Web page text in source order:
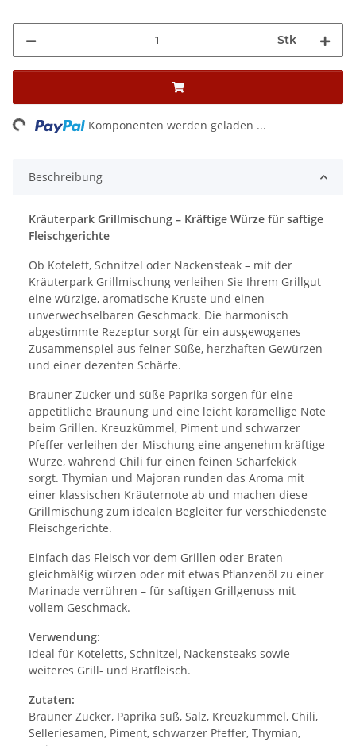
Stk
Komponenten werden geladen ...
Beschreibung
Kräuterpark Grillmischung – Kräftige Würze für saftige
Fleischgerichte
Ob Kotelett, Schnitzel oder Nackensteak – mit der
Kräuterpark Grillmischung verleihen Sie Ihrem Grillgut
eine würzige, aromatische Kruste und einen
unverwechselbaren Geschmack. Die harmonisch
abgestimmte Rezeptur sorgt für ein ausgewogenes
Zusammenspiel aus feiner Süße, herzhaften Gewürzen
und einer dezenten Schärfe.
Brauner Zucker und süße Paprika sorgen für eine
appetitliche Bräunung und eine leicht karamellige Note
beim Grillen. Kreuzkümmel, Piment und schwarzer
Pfeffer verleihen der Mischung eine angenehm kräftige
Würze, während Chili für einen feinen Schärfekick
sorgt. Thymian und Majoran runden das Aroma mit
einer klassischen Kräuternote ab und machen diese
Grillmischung zum idealen Begleiter für verschiedenste
Fleischgerichte.
Einfach das Fleisch vor dem Grillen oder Braten
gleichmäßig würzen oder mit etwas Pflanzenöl zu einer
Marinade verrühren – für saftigen Grillgenuss mit
vollem Geschmack.
Verwendung:
Ideal für Koteletts, Schnitzel, Nackensteaks sowie
weiteres Grill- und Bratfleisch.
Zutaten:
Brauner Zucker, Paprika süß, Salz, Kreuzkümmel, Chili,
Selleriesamen, Piment, schwarzer Pfeffer, Thymian,